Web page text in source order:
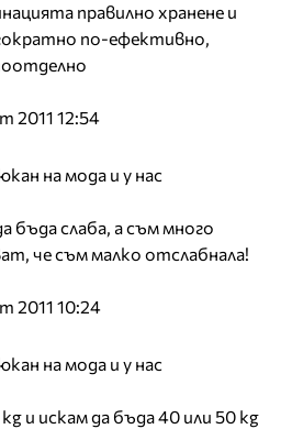
правилно хранене и
по-ефективно,
2011 12:54
на мода и у нас
бъда слаба, а съм много
че съм малко отслабнала!
2011 10:24
на мода и у нас
и искам да бъда 40 или 50 kg